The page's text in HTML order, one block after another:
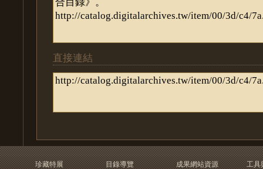
直接連結
珍藏特展
目錄導覽
成果網站資源
工具